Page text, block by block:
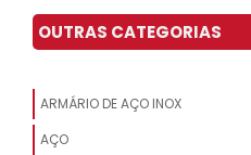
ANDRÉ
ANDRÉ
ARMÁRIO DE AÇO DE
OUTRAS CATEGORIAS
ARMÁRIO DE AÇO INOX
AÇO